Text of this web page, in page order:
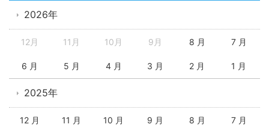
2026年
12月 11月 10月 9月 8 月 7 月
6 月 5 月 4 月 3 月 2 月 1 月
2025年
12 月 11 月 10 月 9 月 8 月 7 月